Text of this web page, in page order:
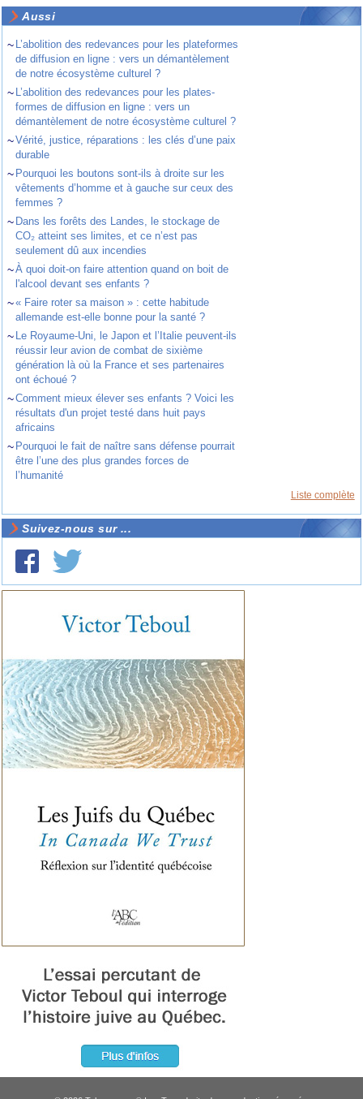
Aussi
~ L’abolition des redevances pour les plateformes
de diffusion en ligne : vers un démantèlement
de notre écosystème culturel ?
~ L’abolition des redevances pour les plates-
formes de diffusion en ligne : vers un
démantèlement de notre écosystème culturel ?
~Vérité, justice, réparations : les clés d’une paix
durable
~ Pourquoi les boutons sont-ils à droite sur les
vêtements d’homme et à gauche sur ceux des
femmes ?
~ Dans les forêts des Landes, le stockage de
CO₂ atteint ses limites, et ce n’est pas
seulement dû aux incendies
~À quoi doit-on faire attention quand on boit de
l'alcool devant ses enfants ?
~« Faire roter sa maison » : cette habitude
allemande est-elle bonne pour la santé ?
~ Le Royaume-Uni, le Japon et l’Italie peuvent-ils
réussir leur avion de combat de sixième
génération là où la France et ses partenaires
ont échoué ?
~Comment mieux élever ses enfants ? Voici les
résultats d'un projet testé dans huit pays
africains
~ Pourquoi le fait de naître sans défense pourrait
être l’une des plus grandes forces de
l’humanité
Liste complète
Suivez-nous sur ...